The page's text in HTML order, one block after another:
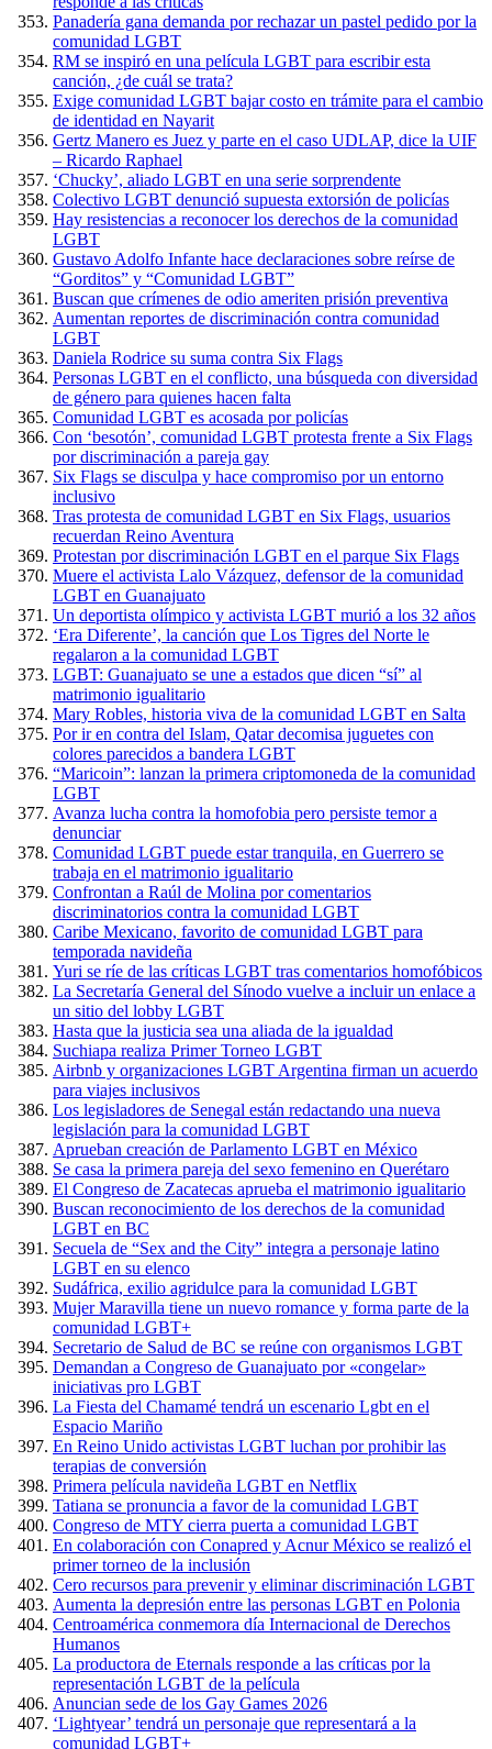
Panadería gana demanda por rechazar un pastel pedido por la
comunidad LGBT
RM se inspiró en una película LGBT para escribir esta
canción, ¿de cuál se trata?
Exige comunidad LGBT bajar costo en trámite para el cambio
de identidad en Nayarit
Gertz Manero es Juez y parte en el caso UDLAP, dice la UIF
– Ricardo Raphael
‘Chucky’, aliado LGBT en una serie sorprendente
Colectivo LGBT denunció supuesta extorsión de policías
Hay resistencias a reconocer los derechos de la comunidad
LGBT
Gustavo Adolfo Infante hace declaraciones sobre reírse de
“Gorditos” y “Comunidad LGBT”
Buscan que crímenes de odio ameriten prisión preventiva
Aumentan reportes de discriminación contra comunidad
LGBT
Daniela Rodrice su suma contra Six Flags
Personas LGBT en el conflicto, una búsqueda con diversidad
de género para quienes hacen falta
Comunidad LGBT es acosada por policías
Con ‘besotón’, comunidad LGBT protesta frente a Six Flags
por discriminación a pareja gay
Six Flags se disculpa y hace compromiso por un entorno
inclusivo
Tras protesta de comunidad LGBT en Six Flags, usuarios
recuerdan Reino Aventura
Protestan por discriminación LGBT en el parque Six Flags
Muere el activista Lalo Vázquez, defensor de la comunidad
LGBT en Guanajuato
Un deportista olímpico y activista LGBT murió a los 32 años
‘Era Diferente’, la canción que Los Tigres del Norte le
regalaron a la comunidad LGBT
LGBT: Guanajuato se une a estados que dicen “sí” al
matrimonio igualitario
Mary Robles, historia viva de la comunidad LGBT en Salta
Por ir en contra del Islam, Qatar decomisa juguetes con
colores parecidos a bandera LGBT
“Maricoin”: lanzan la primera criptomoneda de la comunidad
LGBT
Avanza lucha contra la homofobia pero persiste temor a
denunciar
Comunidad LGBT puede estar tranquila, en Guerrero se
trabaja en el matrimonio igualitario
Confrontan a Raúl de Molina por comentarios
discriminatorios contra la comunidad LGBT
Caribe Mexicano, favorito de comunidad LGBT para
temporada navideña
Yuri se ríe de las críticas LGBT tras comentarios homofóbicos
La Secretaría General del Sínodo vuelve a incluir un enlace a
un sitio del lobby LGBT
Hasta que la justicia sea una aliada de la igualdad
Suchiapa realiza Primer Torneo LGBT
Airbnb y organizaciones LGBT Argentina firman un acuerdo
para viajes inclusivos
Los legisladores de Senegal están redactando una nueva
legislación para la comunidad LGBT
Aprueban creación de Parlamento LGBT en México
Se casa la primera pareja del sexo femenino en Querétaro
El Congreso de Zacatecas aprueba el matrimonio igualitario
Buscan reconocimiento de los derechos de la comunidad
LGBT en BC
Secuela de “Sex and the City” integra a personaje latino
LGBT en su elenco
Sudáfrica, exilio agridulce para la comunidad LGBT
Mujer Maravilla tiene un nuevo romance y forma parte de la
comunidad LGBT+
Secretario de Salud de BC se reúne con organismos LGBT
Demandan a Congreso de Guanajuato por «congelar»
iniciativas pro LGBT
La Fiesta del Chamamé tendrá un escenario Lgbt en el
Espacio Mariño
En Reino Unido activistas LGBT luchan por prohibir las
terapias de conversión
Primera película navideña LGBT en Netflix
Tatiana se pronuncia a favor de la comunidad LGBT
Congreso de MTY cierra puerta a comunidad LGBT
En colaboración con Conapred y Acnur México se realizó el
primer torneo de la inclusión
Cero recursos para prevenir y eliminar discriminación LGBT
Aumenta la depresión entre las personas LGBT en Polonia
Centroamérica conmemora día Internacional de Derechos
Humanos
La productora de Eternals responde a las críticas por la
representación LGBT de la película
Anuncian sede de los Gay Games 2026
‘Lightyear’ tendrá un personaje que representará a la
comunidad LGBT+